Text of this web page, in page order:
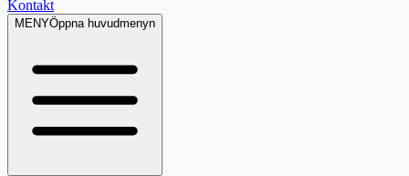
Kontakt
MENYÖppna huvudmenyn